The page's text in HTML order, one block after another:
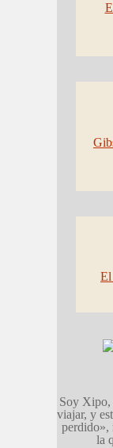
El
Soy Xipo,
viajar, y
perdido»,
la